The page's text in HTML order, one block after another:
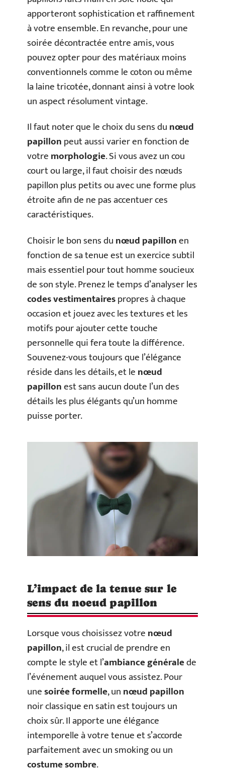
apporteront sophistication et raffinement
à votre ensemble. En revanche, pour une
soirée décontractée entre amis, vous
pouvez opter pour des matériaux moins
conventionnels comme le coton ou même
la laine tricotée, donnant ainsi à votre look
un aspect résolument vintage.
Il faut noter que le choix du sens dunœud
papillonpeut aussi varier en fonction de
votremorphologie. Si vous avez un cou
court ou large, il faut choisir des nœuds
papillon plus petits ou avec une forme plus
étroite afin de ne pas accentuer ces
caractéristiques.
Choisir le bon sens dunœud papillonen
fonction de sa tenue est un exercice subtil
mais essentiel pour tout homme soucieux
de son style. Prenez le temps d’analyser les
codes vestimentairespropres à chaque
occasion et jouez avec les textures et les
motifs pour ajouter cette touche
personnelle qui fera toute la différence.
Souvenez-vous toujours que l’élégance
réside dans les détails, et lenœud
papillonest sans aucun doute l’un des
détails les plus élégants qu’un homme
puisse porter.
L’impact de la tenue sur le
sens du noeud papillon
Lorsque vous choisissez votrenœud
papillon, il est crucial de prendre en
compte le style et l’ambiance généralede
l’événement auquel vous assistez. Pour
unesoirée formelle, unnœud papillon
noir classique en satin est toujours un
choix sûr. Il apporte une élégance
intemporelle à votre tenue et s’accorde
parfaitement avec un smoking ou un
costume sombre.